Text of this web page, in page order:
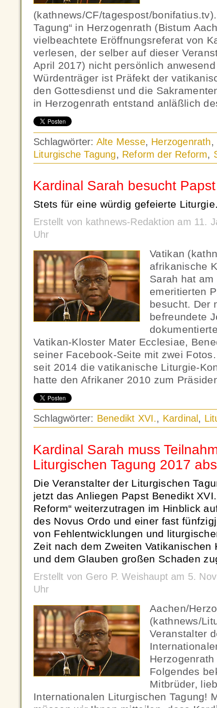
(kathnews/CF/tagespost/
Tagung“ in Herzogenrath (Bistum
vielbeachtete Eröffnungsreferat von
verlesen, der selber auf dieser
April 2017) nicht persönlich
Würdenträger ist Präfekt der
den Gottesdienst und die
in Herzogenrath entstand anläßlich
Schlagwörter: Alte Messe, Herzogenrath,
Liturgische Tagung, Reform der Reform,
Kardinal Sarah besucht
Stets für eine würdig gefeierte
Erstellt von kathnews-Redaktion am 11.
Uhr
Vatikan
afrikanische
Sarah hat
emeritierten
besucht. Der
befreundete
Vatikan-Kloster Mater Ecclesiae,
seiner Facebook-Seite mit zwei
seit 2014 die vatikanische Liturgie-
hatte den Afrikaner 2010 zum
Schlagwörter: Benedikt XVI., Kardinal ,
Kardinal Sarah muss
Liturgischen Tagung 2017
Die Veranstalter der Liturgischen
jetzt das Anliegen Papst Benedikt
Reform“ weiterzutragen im Hinblick
des Novus Ordo und einer fast
von Fehlentwicklungen und
Zeit nach dem Zweiten Vatikanischen
und dem Glauben großen Schaden
Erstellt von Gero P. Weishaupt am 5.
Uhr
Aachen/
(kathnews/
Veranstalter
Folgendes
Mitbrüder,
Internationalen Liturgischen Tagung!